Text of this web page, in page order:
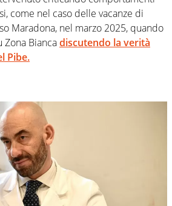
come nel caso delle vacanze di
Maradona, nel marzo 2025, quando
Biancadiscutendo la verità
Pibe.